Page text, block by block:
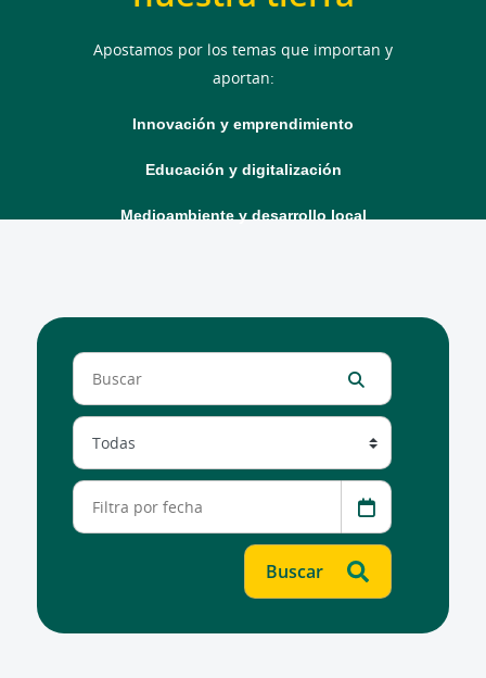
Apostamos por los temas que importan y
aportan:
Innovación y emprendimiento
Educación y digitalización
Medioambiente y desarrollo local